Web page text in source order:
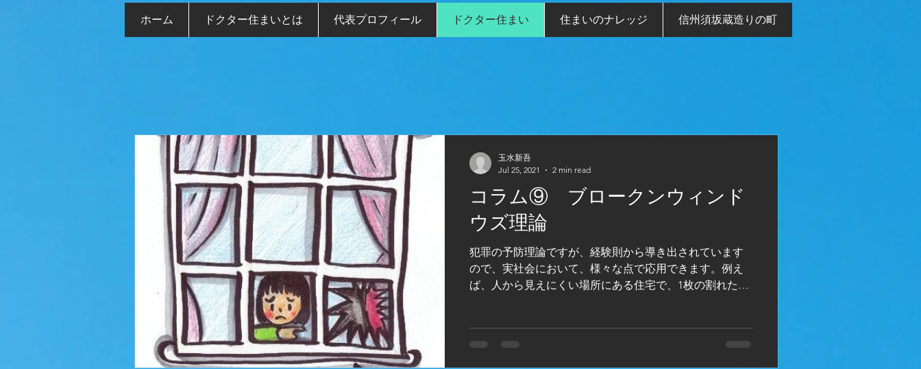
ホーム ドクター住まいとは 代表プロフィール ドクター住まい 住まいのナレッジ 信州須坂蔵造りの町
コラム⑨ ブロークンウィンド
ウズ理論
犯罪の予防理論ですが、経験則から導き出されています
ので、実社会において、様々な点で応用できます。例え
ば、人から見えにくい場所にある住宅で、1枚の割れた窓
玉水新吾
Jul 25, 2021
2 min read